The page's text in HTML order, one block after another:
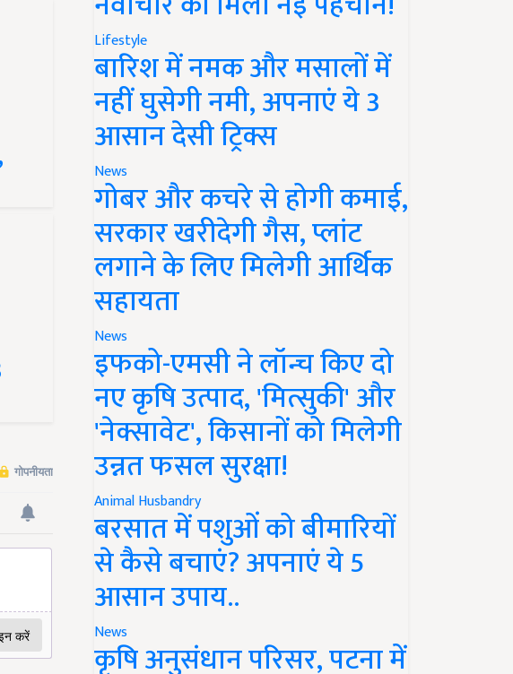
Lifestyle
बारिश में नमक और मसालों में
नहीं घुसेगी नमी, अपनाएं ये 3
आसान देसी ट्रिक्स
News
गोबर और कचरे से होगी कमाई,
सरकार खरीदेगी गैस, प्लांट
लगाने के लिए मिलेगी आर्थिक
सहायता
News
इफको-एमसी ने लॉन्च किए दो
नए कृषि उत्पाद, 'मित्सुकी' और
'नेक्सावेट', किसानों को मिलेगी
उन्नत फसल सुरक्षा!
Animal Husbandry
बरसात में पशुओं को बीमारियों
से कैसे बचाएं? अपनाएं ये 5
आसान उपाय..
News
कृषि अनुसंधान परिसर, पटना में